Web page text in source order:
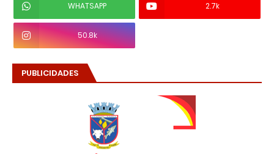
WHATSAPP 2.7k
50.8k
PUBLICIDADES